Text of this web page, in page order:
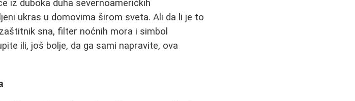
iz duboka duha severnoameričkih
ukras u domovima širom sveta. Ali da li je to
sna, filter noćnih mora i simbol
ili, još bolje, da ga sami napravite, ova